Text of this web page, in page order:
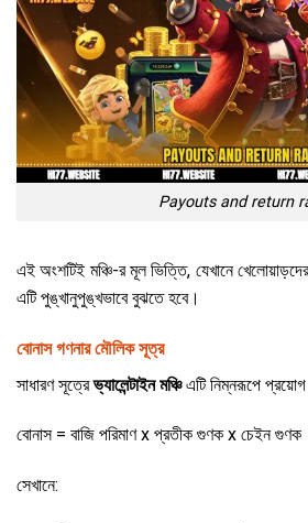
Payouts and return
এই অংশটিই মঞ্চি-র মূল ভিত্তি, যেখানে
এটি পুঙ্খানুপুঙ্খভাবে বুঝতে হবে।
বোনাস গণনার মৌলিক সূত্র
সাধারণ সূত্রেভ্যালেন্টাইন মঞ্চিএটি নিম্নরূপে
বোনাস = বাজি পরিমাণ x প্রতীক গুণক x চেইন গুণক
সেখানে: